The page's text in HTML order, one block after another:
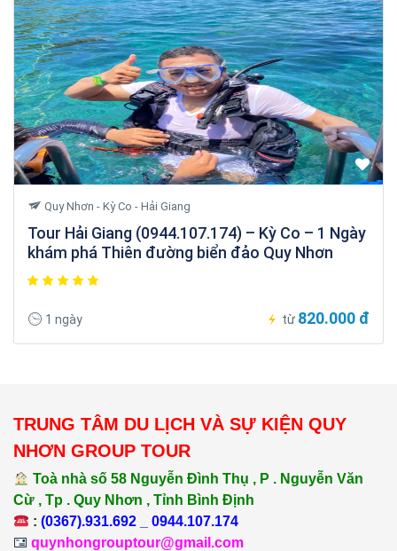
Quy Nhơn - Kỳ Co - Hải Giang
Tour Hải Giang (0944.107.174) – Kỳ Co – 1 Ngày
khám phá Thiên đường biển đảo Quy Nhơn
1 ngày từ 820.000 đ
TRUNG TÂM DU LỊCH VÀ SỰ KIỆN QUY
NHƠN GROUP TOUR
Toà nhà số 58 Nguyễn Đình Thụ , P . Nguyễn Văn
Cừ , Tp . Quy Nhơn , Tỉnh Bình Định
: (0367).931.692 _ 0944.107.174
quynhongrouptour@gmail.com